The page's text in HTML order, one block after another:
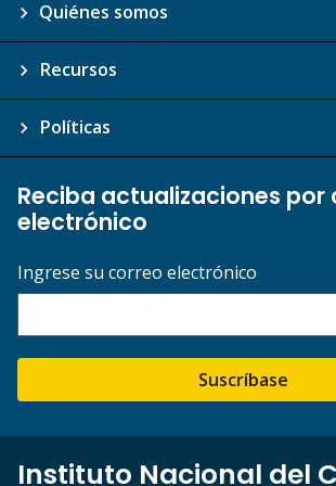
Quiénes somos
Recursos
Políticas
Reciba actualizaciones por
electrónico
Ingrese su correo electrónico
Suscríbase
Instituto Nacional del